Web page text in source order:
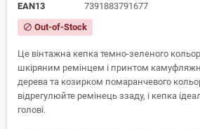
EAN13
7391883791677
block Out-of-Stock
Це вінтажна кепка темно-зеленого
шкіряним ремінцем і принтом
дерева та козирком помаранчевого
відрегулюйте ремінець ззаду, і кепка
голові.